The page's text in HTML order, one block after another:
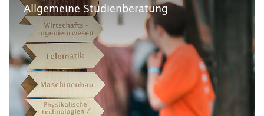
Allgemeine Studienberatung